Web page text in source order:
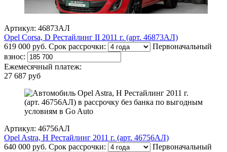
Артикул: 46873АЛ
Opel Corsa, D Рестайлинг II 2011 г. (арт. 46873АЛ)
619 000 руб. Срок рассрочки:
Первоначальный
взнос:
Ежемесячный платеж:
27 687 руб
Артикул: 46756АЛ
Opel Astra, H Рестайлинг 2011 г. (арт. 46756АЛ)
640 000 руб. Срок рассрочки:
Первоначальный